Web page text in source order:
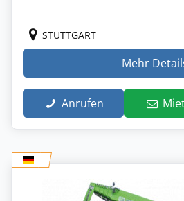
STUTTGART
Mehr
Anrufen